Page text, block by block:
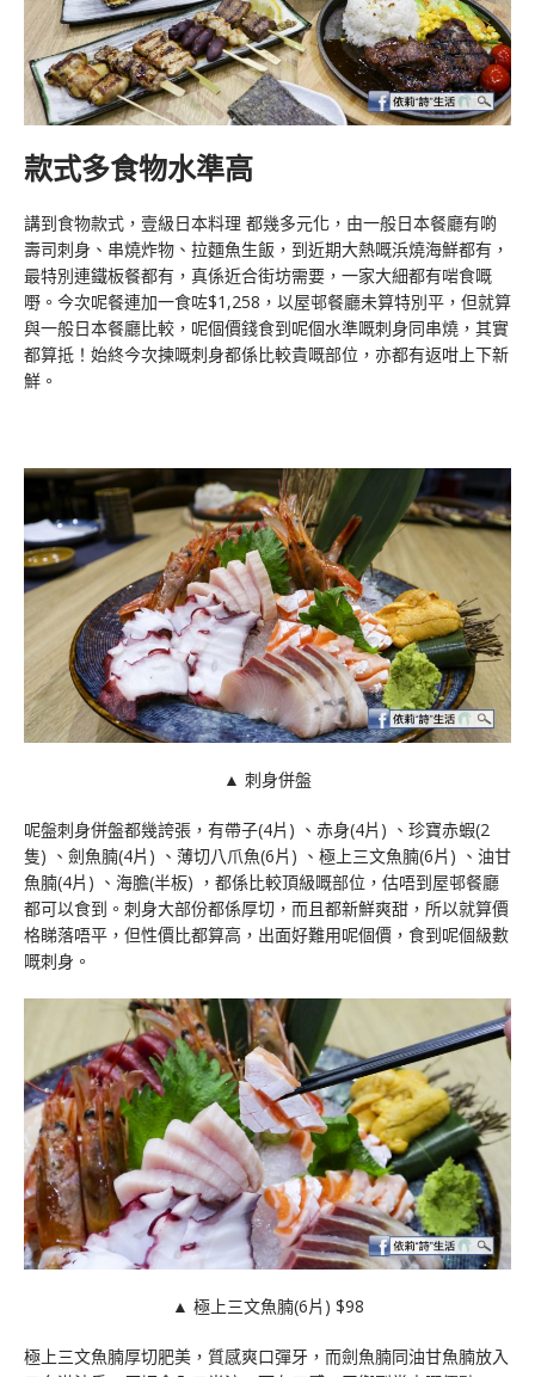
款式多食物水準高
講到食物款式，壹級日本料理 都幾多元化，由一般日本餐廳有啲
壽司刺身、串燒炸物、拉麵魚生飯，到近期大熱嘅浜燒海鮮都有，
最特別連鐵板餐都有，真係近合街坊需要，一家大細都有啱食嘅
嘢。今次呢餐連加一食咗$1,258，以屋邨餐廳未算特別平，但就算
與一般日本餐廳比較，呢個價錢食到呢個水準嘅刺身同串燒，其實
都算抵！始終今次揀嘅刺身都係比較貴嘅部位，亦都有返咁上下新
鮮。
▲ 刺身併盤
呢盤刺身併盤都幾誇張，有帶子(4片) 、赤身(4片) 、珍寶赤蝦(2
隻) 、劍魚腩(4片) 、薄切八爪魚(6片) 、極上三文魚腩(6片) 、油甘
魚腩(4片) 、海膽(半板) ，都係比較頂級嘅部位，估唔到屋邨餐廳
都可以食到。刺身大部份都係厚切，而且都新鮮爽甜，所以就算價
格睇落唔平，但性價比都算高，出面好難用呢個價，食到呢個級數
嘅刺身。
▲ 極上三文魚腩(6片) $98
極上三文魚腩厚切肥美，質感爽口彈牙，而劍魚腩同油甘魚腩放入